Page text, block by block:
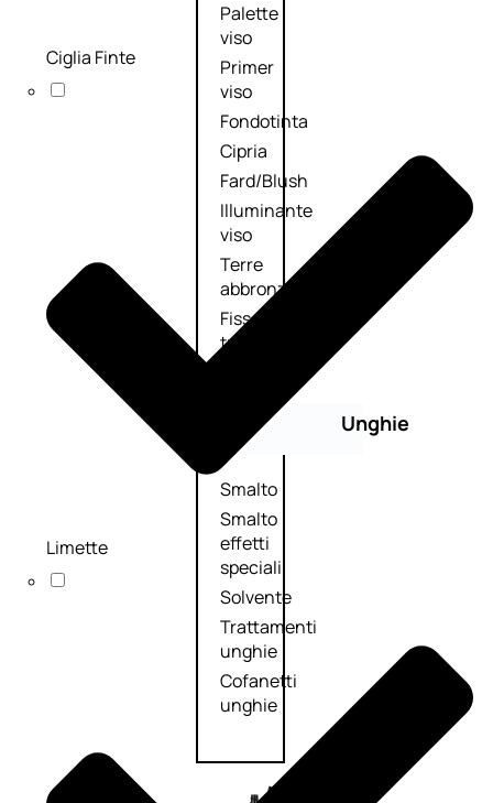
Palette
viso
Primer
viso
Fondotinta
Cipria
Fard/Blush
Illuminante
viso
Terre
abbronzanti
Fissatore
trucco
Unghie
Smalto
Smalto
effetti
speciali
Solvente
Trattamenti
unghie
Cofanetti
unghie
Ciglia Finte
Limette